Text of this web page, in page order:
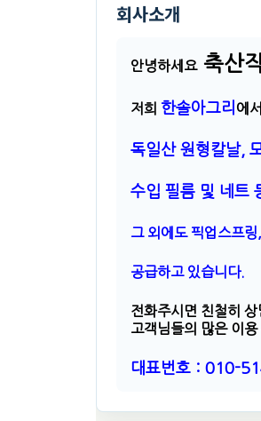
회사소개
안녕하세요축산
저희 한솔아그리 에
독일산 원형칼날,
수입 필름 및 네트
그 외에도 픽업스프
공급하고 있습니다.
전화주시면 친철히
고객님들의 많은 이
대표번호 : 010-